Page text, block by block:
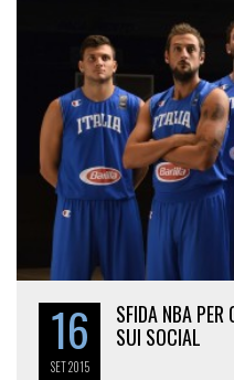
16
SET2015
SFIDA NBA PER
SUI SOCIAL